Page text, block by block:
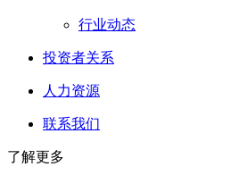
行业动态
投资者关系
人力资源
联系我们
了解更多